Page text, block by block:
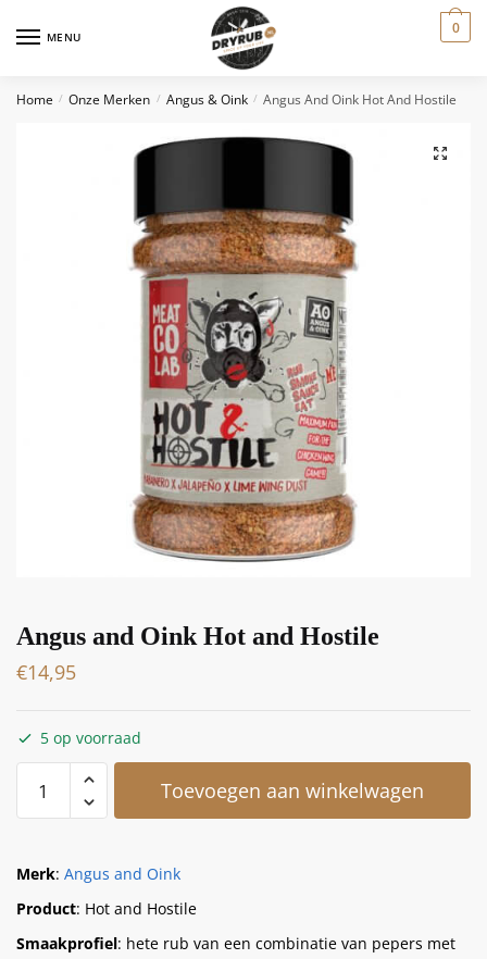
MENU 0
Home / Onze Merken / Angus & Oink / Angus And Oink Hot And Hostile
Angus and Oink Hot and Hostile
€14,95
5 op voorraad
Toevoegen aan winkelwagen
Merk: Angus and Oink
Product: Hot and Hostile
Smaakprofiel: hete rub van een combinatie van pepers met